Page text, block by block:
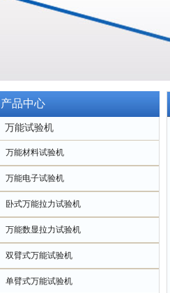
产品中心
万能试验机
万能材料试验机
万能电子试验机
卧式万能拉力试验机
万能数显拉力试验机
双臂式万能试验机
单臂式万能试验机